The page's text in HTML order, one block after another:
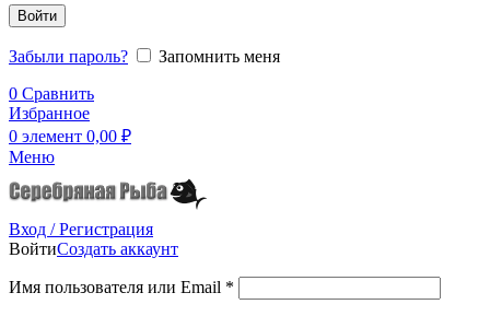
Войти
Забыли пароль?
Запомнить меня
0 Сравнить
Избранное
0 элемент 0,00 ₽
Меню
Вход / Регистрация
ВойтиСоздать аккаунт
Имя пользователя или Email *